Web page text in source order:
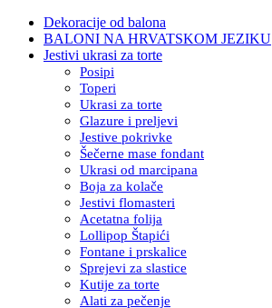
Dekoracije od balona
BALONI NA HRVATSKOM JEZIKU
Jestivi ukrasi za torte
Posipi
Toperi
Ukrasi za torte
Glazure i preljevi
Jestive pokrivke
Šečerne mase fondant
Ukrasi od marcipana
Boja za kolače
Jestivi flomasteri
Acetatna folija
Lollipop Štapići
Fontane i prskalice
Sprejevi za slastice
Kutije za torte
Alati za pečenje